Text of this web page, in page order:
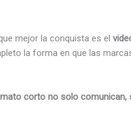
mejor la conquista es el
la forma en que las
corto no solo comunican,